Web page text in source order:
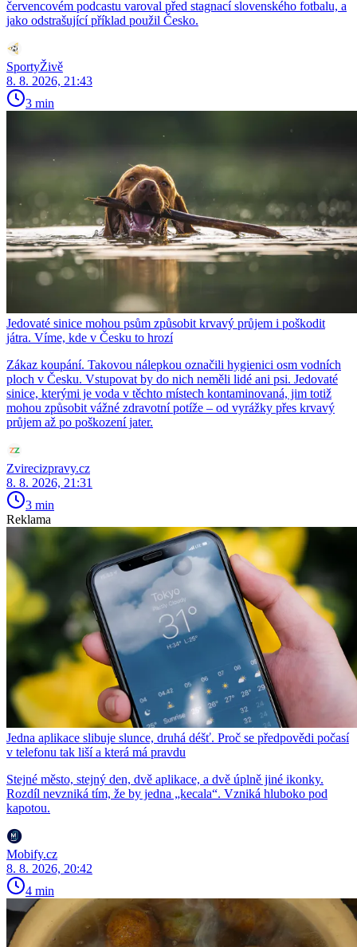
červencovém podcastu varoval před stagnací slovenského fotbalu, a
jako odstrašující příklad použil Česko.
SportyŽivě
8. 8. 2026, 21:43
3 min
Jedovaté sinice mohou psům způsobit krvavý průjem i poškodit
játra. Víme, kde v Česku to hrozí
Zákaz koupání. Takovou nálepkou označili hygienici osm vodních
ploch v Česku. Vstupovat by do nich neměli lidé ani psi. Jedovaté
sinice, kterými je voda v těchto místech kontaminovaná, jim totiž
mohou způsobit vážné zdravotní potíže – od vyrážky přes krvavý
průjem až po poškození jater.
Zvirecizpravy.cz
8. 8. 2026, 21:31
3 min
Reklama
Jedna aplikace slibuje slunce, druhá déšť. Proč se předpovědi počasí
v telefonu tak liší a která má pravdu
Stejné město, stejný den, dvě aplikace, a dvě úplně jiné ikonky.
Rozdíl nevzniká tím, že by jedna „kecala“. Vzniká hluboko pod
kapotou.
Mobify.cz
8. 8. 2026, 20:42
4 min